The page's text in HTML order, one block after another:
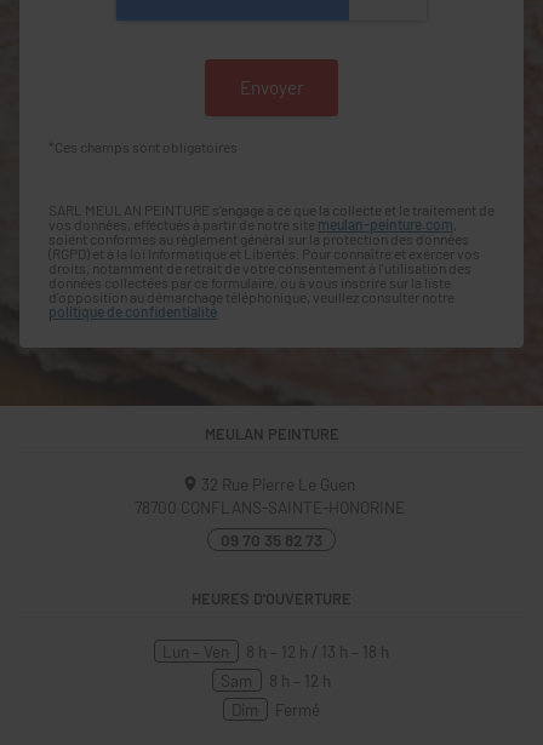
*Ces champs sont obligatoires
SARL MEULAN PEINTURE s'engage à ce que la collecte et le traitement de
vos données, effectués à partir de notre site meulan-peinture.com
soient conformes au règlement général sur la protection des données
(RGPD) et à la loi Informatique et Libertés. Pour connaître et exercer vos
droits, notamment de retrait de votre consentement à l'utilisation des
données collectées par ce formulaire, ou à vous inscrire sur la liste
d'opposition au démarchage téléphonique, veuillez consulter notre
politique de confidentialité
MEULAN PEINTURE
32 Rue Pierre Le Guen
78700 CONFLANS-SAINTE-HONORINE
09 70 35 82 73
HEURES D'OUVERTURE
Lun – Ven
8 h – 12 h / 13 h – 18 h
Sam
8 h – 12 h
Dim
Fermé